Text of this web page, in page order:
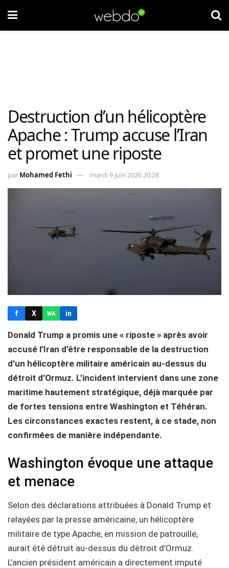
Destruction d’un hélicoptère
Apache : Trump accuse l’Iran
et promet une riposte
par Mohamed Fethi mardi 9 juin 2026 20:28
f X WA in
Donald Trump a promis une « riposte » après avoir
accusé l’Iran d’être responsable de la destruction
d’un hélicoptère militaire américain au-dessus du
détroit d’Ormuz. L’incident intervient dans une zone
maritime hautement stratégique, déjà marquée par
de fortes tensions entre Washington et Téhéran.
Les circonstances exactes restent, à ce stade, non
confirmées de manière indépendante.
Washington évoque une attaque
et menace
Selon des déclarations attribuées à Donald Trump et
relayées par la presse américaine, un hélicoptère
militaire de type Apache, en mission de patrouille,
aurait été détruit au-dessus du détroit d’Ormuz.
L’ancien président américain a directement imputé